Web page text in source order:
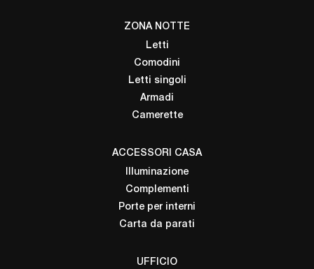
ZONA NOTTE
Letti
Comodini
Letti singoli
Armadi
Camerette
ACCESSORI CASA
Illuminazione
Complementi
Porte per interni
Carta da parati
UFFICIO